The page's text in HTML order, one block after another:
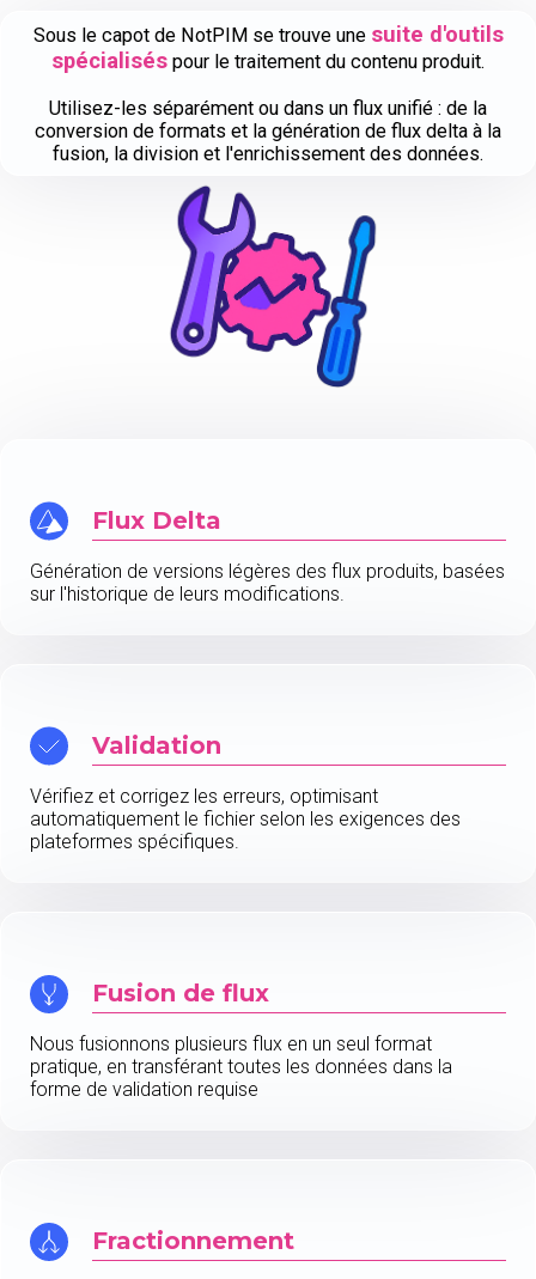
Sous le capot de NotPIM se trouve une suite d'outils
spécialisés pour le traitement du contenu produit.
Utilisez-les séparément ou dans un flux unifié : de la
conversion de formats et la génération de flux delta à la
fusion, la division et l'enrichissement des données.
Flux Delta
Génération de versions légères des flux produits, basées
sur l'historique de leurs modifications.
Validation
Vérifiez et corrigez les erreurs, optimisant
automatiquement le fichier selon les exigences des
plateformes spécifiques.
Fusion de flux
Nous fusionnons plusieurs flux en un seul format
pratique, en transférant toutes les données dans la
forme de validation requise
Fractionnement